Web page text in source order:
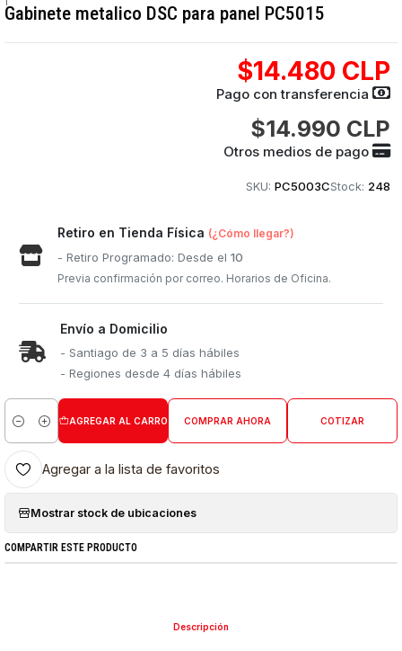
Gabinete metalico DSC para panel PC5015
$14.480 CLP
Pago con transferencia
$14.990 CLP
Otros medios de pago
SKU: PC5003CStock: 248
Retiro en Tienda Física (¿Cómo llegar?)
- Retiro Programado: Desde el10
Previa confirmación por correo. Horarios de Oficina.
Envío a Domicilio
- Santiago de 3 a 5 días hábiles
- Regiones desde 4 días hábiles
Cantidad
AGREGAR AL CARRO COMPRAR AHORA COTIZAR
Agregar a la lista de favoritos
Mostrar stock de ubicaciones
COMPARTIR ESTE PRODUCTO
Descripción